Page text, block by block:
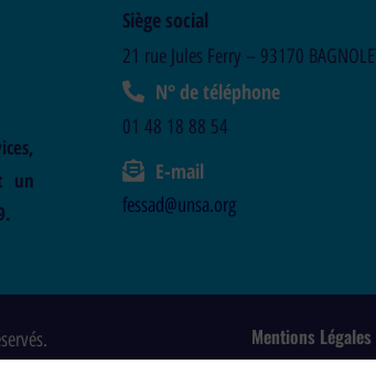
un
Siège social
21 rue Jules Ferry – 93170
N° de téléphone
01 48 18 88 54
E-mail
fessad@unsa.org
Mentions Légales